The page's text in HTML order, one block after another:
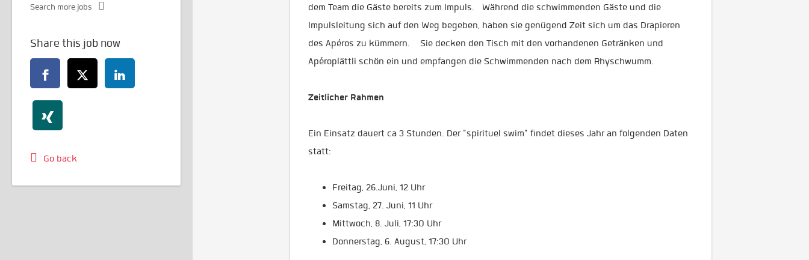
dem Team die Gäste bereits zum Impuls. Während die schwimmenden Gäste und die
Impulsleitung sich auf den Weg begeben, haben sie genügend Zeit sich um das Drapieren
des Apéros zu kümmern. Sie decken den Tisch mit den vorhandenen Getränken und
Apéroplättli schön ein und empfangen die Schwimmenden nach dem Rhyschwumm.
Zeitlicher Rahmen
Ein Einsatz dauert ca 3 Stunden. Der "spirituel swim" findet dieses Jahr an folgenden Daten
statt:
Freitag, 26.Juni, 12 Uhr
Samstag, 27. Juni, 11 Uhr
Mittwoch, 8. Juli, 17:30 Uhr
Donnerstag, 6. August, 17:30 Uhr
Search more jobs
Share this job now
Go back